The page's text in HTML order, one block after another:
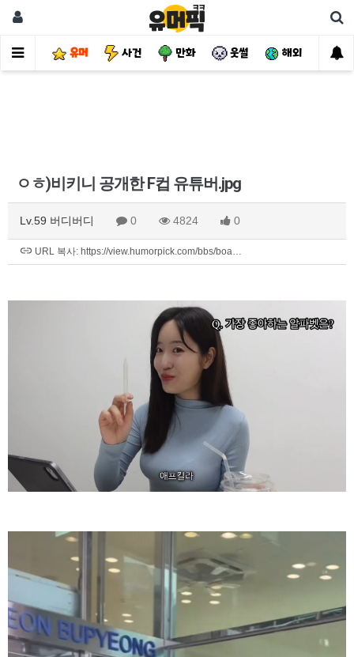
유머 사건 만화 웃썰 해외 핫
ㅇㅎ)비키니 공개한 F컵 유튜버.jpg
Lv.59 버디버디 0 4824 0
URL 복사: https://view.humorpick.com/bbs/boa…